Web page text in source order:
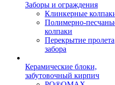
Заборы и ограждения
Клинкерные
Полимерно-
колпаки
Перекрытие пролета
забора
Керамические блоки,
забутовочный кирпич